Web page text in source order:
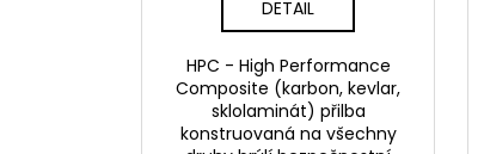
DETAIL
HPC - High Performance
Composite (karbon, kevlar,
sklolaminát) přilba
konstruovaná na všechny